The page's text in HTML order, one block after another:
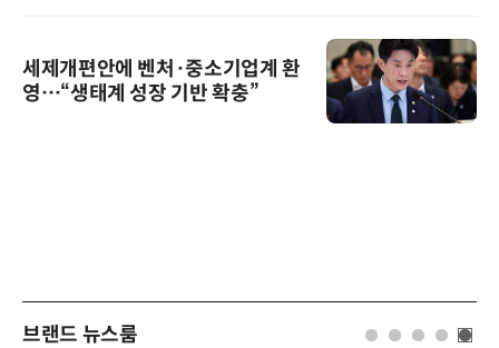
세제개편안에 벤처·중소기업계 환
영…“생태계 성장 기반 확충”
브랜드 뉴스룸